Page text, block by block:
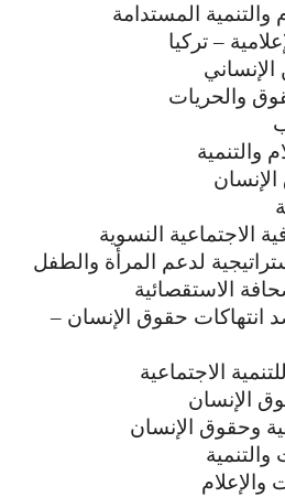
المستدامة
– تركيا
والحريات
والتنمية
الاجتماعية النسوية
لدعم المرأة والطفل
الاستقصائية
انتهاكات حقوق الإنسان –
الاجتماعية
الإنسان
وحقوق الإنسان
والإعلام